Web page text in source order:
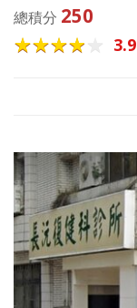
總積分 250
3.9